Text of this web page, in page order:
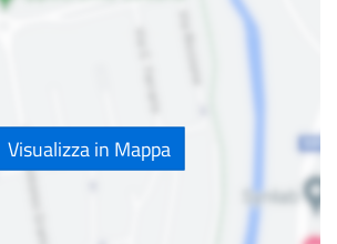
Visualizza in Mappa